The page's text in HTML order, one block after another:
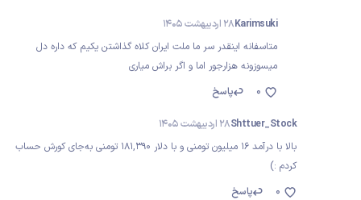
Karimsuki28 اردیبهشت 1405
متاسفانه اینقدر سر ما ملت ایران کلاه گذاشتن یکیم که داره دل
میسوزونه هزارجور اما و اگر براش میاری
پاسخ
0
Shttuer_Stock28 اردیبهشت 1405
بالا با درآمد ۱۶ میلیون تومنی و با دلار ۱۸۱,۳۹۰ تومنی به‌جای کورش حساب
کردم :)
پاسخ
0